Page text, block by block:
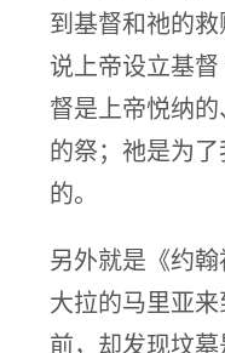
到基督和祂的
说上帝设立基督
督是上帝悦纳
的祭；祂是为
的。
另外就是《约
大拉的马里亚
前，却发现坟